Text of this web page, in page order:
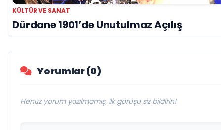
KÜLTÜR VE SANAT
Dürdane 1901’de Unutulmaz Açılış
Yorumlar (0)
Henüz yorum yazılmamış. İlk görüşü siz bildirin!